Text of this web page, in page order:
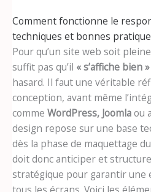
Comment fonctionne le
techniques et bonnes
Pour qu’un site web soit
suffit pas qu’il « s’affiche bien »
hasard. Il faut une véritable
conception, avant même
comme WordPress, Joomlaou
design repose sur une base
dès la phase de maquettage
doit donc anticiper et
stratégique pour garantir une